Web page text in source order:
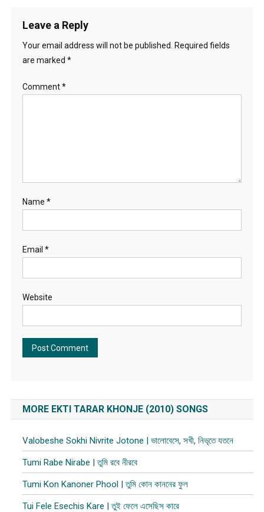
Leave a Reply
Your email address will not be published.
Required fields
are marked *
Comment*
Name *
Email *
Website
MORE EKTI TARAR KHONJE (2010) SONGS
Valobeshe Sokhi Nivrite Jotone | ভালোবেসে, সখী, নিভৃতে যতনে
Tumi Rabe Nirabe | তুমি রবে নীরবে
Tumi Kon Kanoner Phool | তুমি কোন কাননের ফুল
Tui Fele Esechis Kare | তুই ফেলে এসেছিস কারে